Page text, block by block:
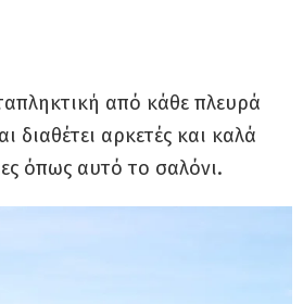
από κάθε πλευρά
διαθέτει αρκετές και καλά
όπως αυτό το σαλόνι.